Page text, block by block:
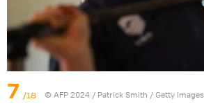
7 /18 © AFP 2024 / Patrick Smith / Getty Images